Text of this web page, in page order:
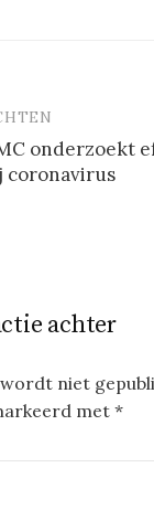
onderzoekt
coronavirus
achter
niet
met *